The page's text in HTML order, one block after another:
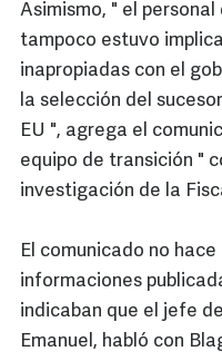
Asimismo, " el
tampoco estuvo
inapropiadas con el
la selección del
EU ", agrega el
equipo de transición "
investigación de la
El comunicado no
informaciones
indicaban que el jefe
Emanuel, habló con